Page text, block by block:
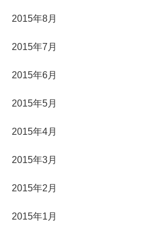
2015年8月
2015年7月
2015年6月
2015年5月
2015年4月
2015年3月
2015年2月
2015年1月